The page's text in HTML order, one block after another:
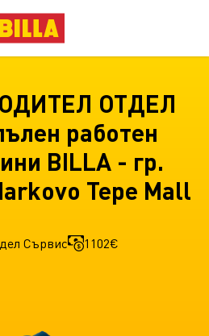
ОТДЕЛ
работен
BILLA - гр.
Tepe Mall
Сървис
1102€